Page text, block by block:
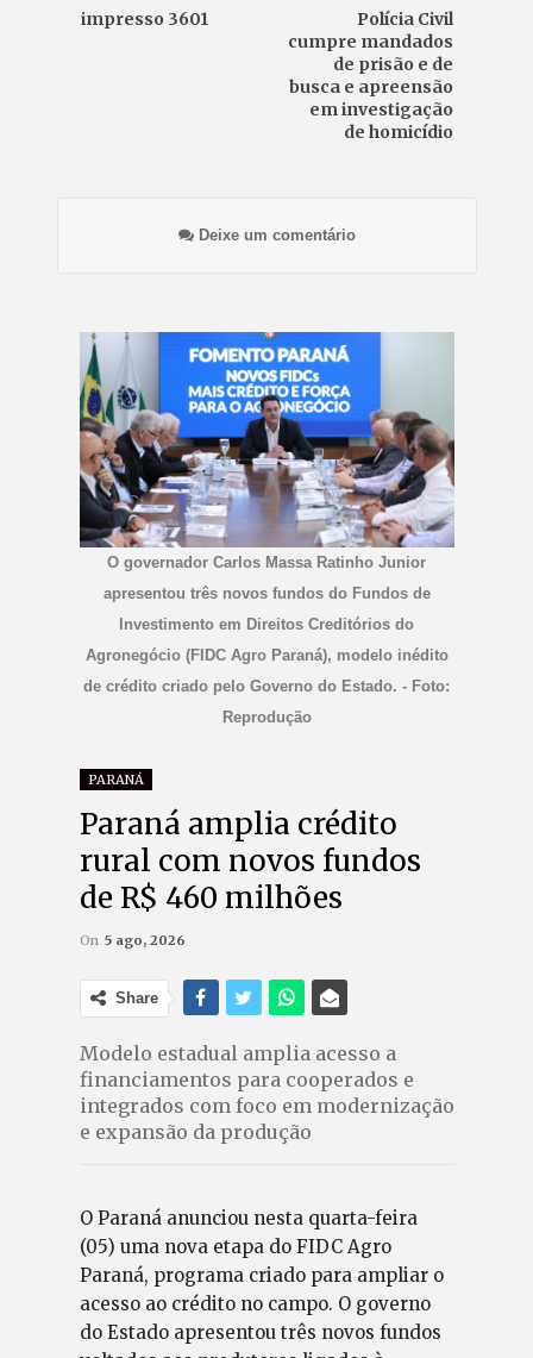
impresso 3601
Polícia Civil
cumpre mandados
de prisão e de
busca e apreensão
em investigação
de homicídio
Deixe um comentário
O governador Carlos Massa Ratinho Junior
apresentou três novos fundos do Fundos de
Investimento em Direitos Creditórios do
Agronegócio (FIDC Agro Paraná), modelo inédito
de crédito criado pelo Governo do Estado. - Foto:
Reprodução
PARANÁ
Paraná amplia crédito
rural com novos fundos
de R$ 460 milhões
On 5 ago, 2026
Share
Modelo estadual amplia acesso a
financiamentos para cooperados e
integrados com foco em modernização
e expansão da produção
O Paraná anunciou nesta quarta-feira
(05) uma nova etapa do FIDC Agro
Paraná, programa criado para ampliar o
acesso ao crédito no campo. O governo
do Estado apresentou três novos fundos